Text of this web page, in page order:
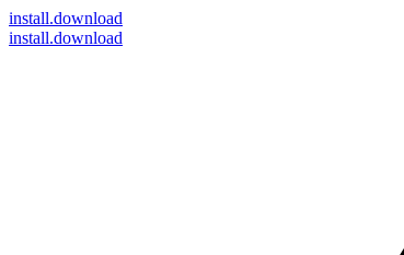
install.download
install.download